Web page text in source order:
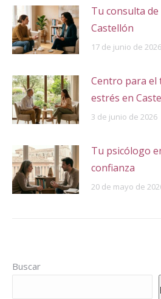
Tu consulta
Castellón
17 de junio de 2026
Centro para el
estrés en
3 de junio de 2026
Tu psicólogo
confianza
20 de mayo de
Buscar